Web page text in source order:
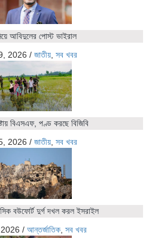
আবিদুলের পোস্ট ভাইরাল
2026 / জাতীয়, সব খবর
বিএসএফ, পণ্ড করছে বিজিবি
2026 / জাতীয়, সব খবর
বউফোর্ট দুর্গ দখল করল ইসরাইল
/ আন্তর্জাতিক, সব খবর